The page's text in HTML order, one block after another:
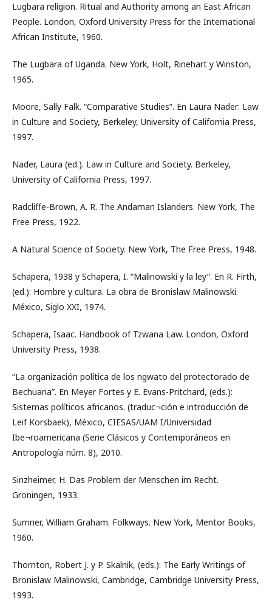
Lugbara religion. Ritual and Authority among an East African
People. London, Oxford University Press for the International
African Institute, 1960.
The Lugbara of Uganda. New York, Holt, Rinehart y Winston,
1965.
Moore, Sally Falk. “Comparative Studies”. En Laura Nader: Law
in Culture and Society, Berkeley, University of California Press,
1997.
Nader, Laura (ed.). Law in Culture and Society. Berkeley,
University of California Press, 1997.
Radcliffe-Brown, A. R. The Andaman Islanders. New York, The
Free Press, 1922.
A Natural Science of Society. New York, The Free Press, 1948.
Schapera, 1938 y Schapera, I. “Malinowski y la ley”. En R. Firth,
(ed.): Hombre y cultura. La obra de Bronislaw Malinowski.
México, Siglo XXI, 1974.
Schapera, Isaac. Handbook of Tzwana Law. London, Oxford
University Press, 1938.
“La organización política de los ngwato del protectorado de
Bechuana”. En Meyer Fortes y E. Evans-Pritchard, (eds.):
Sistemas políticos africanos. (traduc¬ción e introducción de
Leif Korsbaek), México, CIESAS/UAM I/Universidad
Ibe¬roamericana (Serie Clásicos y Contemporáneos en
Antropología núm. 8), 2010.
Sinzheimer, H. Das Problem der Menschen im Recht.
Groningen, 1933.
Sumner, William Graham. Folkways. New York, Mentor Books,
1960.
Thornton, Robert J. y P. Skalnik, (eds.): The Early Writings of
Bronislaw Malinowski, Cambridge, Cambridge University Press,
1993.